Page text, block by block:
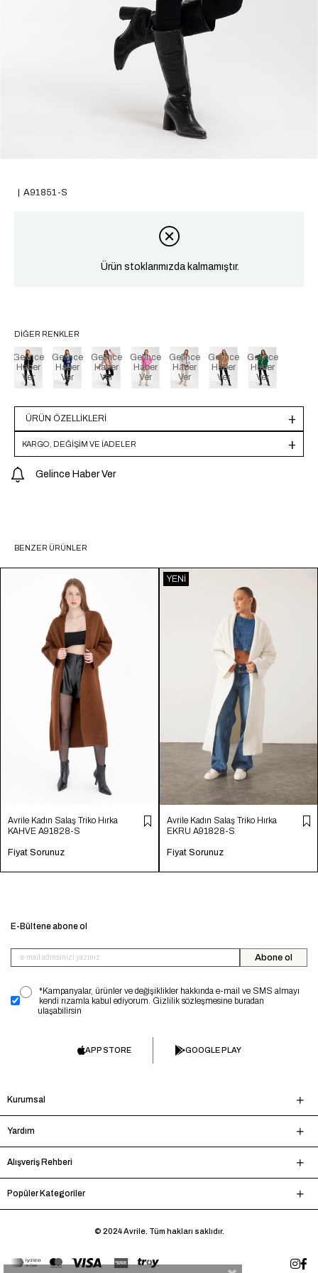
A91851-S
Ürün stoklarımızda kalmamıştır.
DIĞER RENKLER
Gelince
Haber
Ver
Gelince
Haber
Ver
Gelince
Haber
Ver
Gelince
Haber
Ver
Gelince
Haber
Ver
Gelince
Haber
Ver
Gelince
Haber
Ver
ÜRÜN ÖZELLIKLERI
KARGO, DEĞİŞİM VE İADELER
Gelince Haber Ver
BENZER ÜRÜNLER
Avrile Kadın Salaş Triko Hırka
KAHVE A91828-S
Fiyat Sorunuz
Avrile Kadın Salaş Triko Hırka
EKRU A91828-S
Fiyat Sorunuz
YENI
E-Bültene abone ol
Abone ol
*Kampanyalar, ürünler ve değişiklikler hakkında e-mail ve SMS almayı
kendi rızamla kabul ediyorum. Gizlilik sözleşmesine buradan
ulaşabilirsin
APP STORE GOOGLE PLAY
Kurumsal
Yardım
Alışveriş Rehberi
Popüler Kategoriler
© 2024 Avrile. Tüm hakları saklıdır.